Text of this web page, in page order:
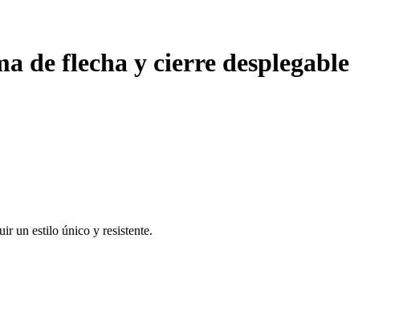
de flecha y cierre desplegable
un estilo único y resistente.